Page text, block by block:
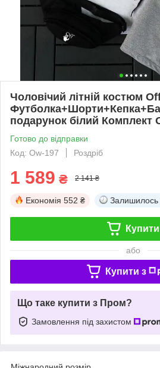
Чоловічий літній костюм
подарунок білий
Готово до відправки
Код: Ow-197
Роздріб
1 589 ₴ 2 141 ₴
Економія 552 ₴ Залишилось
Купити
або
Купити з
Що таке купити з Пром?
Замовлення під захистом